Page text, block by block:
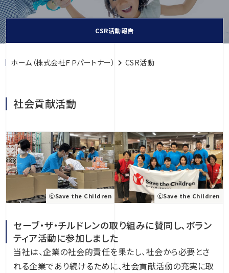
CSR活動報告
ホーム（株式会社ＦＰパートナー） CSR活動
社会貢献活動
ⒸSave the Children ⒸSave the Children
セーブ・ザ・チルドレンの取り組みに賛同し、ボラン
ティア活動に参加しました
当社は、企業の社会的責任を果たし、社会から必要とさ
れる企業であり続けるために、社会貢献活動の充実に取